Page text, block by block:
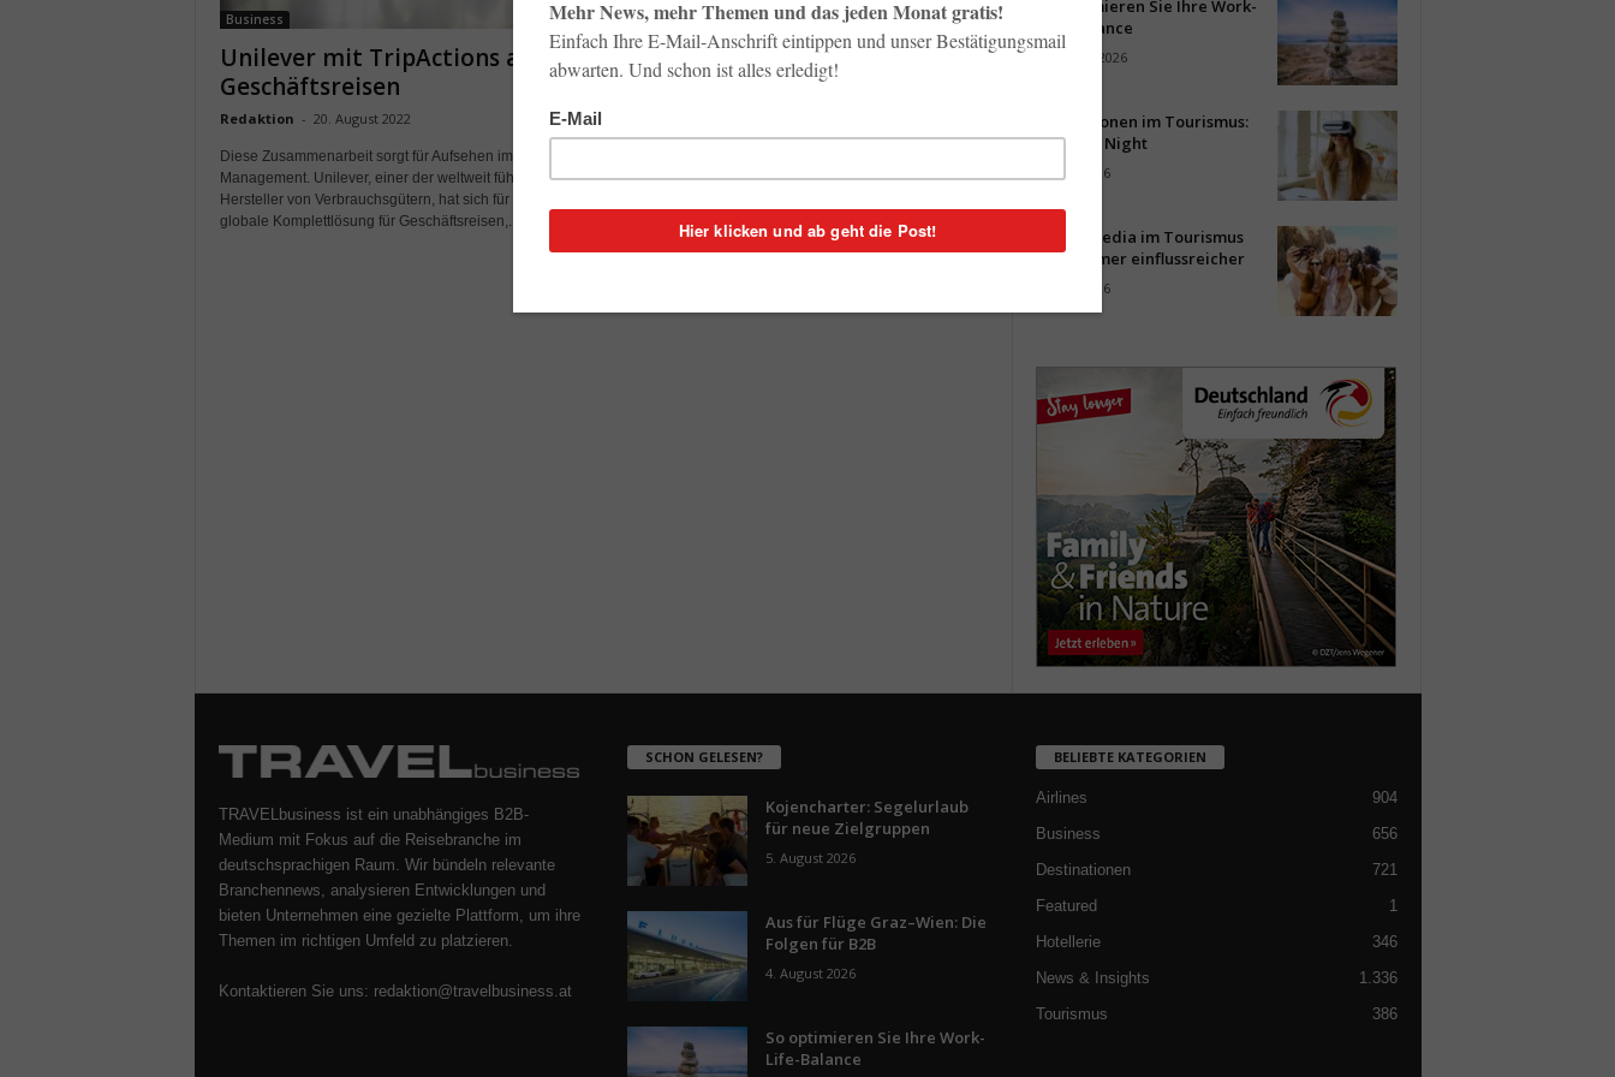
Business
Unilever mit TripActions auf
Geschäftsreisen
Redaktion - 20. August 2022 0
Diese Zusammenarbeit sorgt für Aufsehen im Travel
Management. Unilever, einer der weltweit führenden
Hersteller von Verbrauchsgütern, hat sich für die
globale Komplettlösung für Geschäftsreisen,...
Airlines
Neue Lösung vereinfacht
Geschäftsreisen
blicken. Die Lufthansa Group Airlines, weltweit führend
TripActions, die einzige All-in-One...
So optimieren Sie Ihre Work-
Life-Balance
3. August 2026
Innovationen im Tourismus:
Start-up Night
31. Juli 2026
Social Media im Tourismus
wird immer einflussreicher
30. Juli 2026
TRAVELbusiness ist ein unabhängiges B2B-
Medium mit Fokus auf die Reisebranche im
deutschsprachigen Raum. Wir bündeln relevante
Branchennews, analysieren Entwicklungen und
bieten Unternehmen eine gezielte Plattform, um ihre
Themen im richtigen Umfeld zu platzieren.
Kontaktieren Sie uns: redaktion@travelbusiness.at
SCHON GELESEN?
Kojencharter: Segelurlaub
für neue Zielgruppen
5. August 2026
Aus für Flüge Graz–Wien: Die
Folgen für B2B
4. August 2026
So optimieren Sie Ihre Work-
Life-Balance
BELIEBTE KATEGORIEN
Airlines
904
Business
656
Destinationen
721
Featured
1
Hotellerie
346
News & Insights
1.336
Tourismus
386